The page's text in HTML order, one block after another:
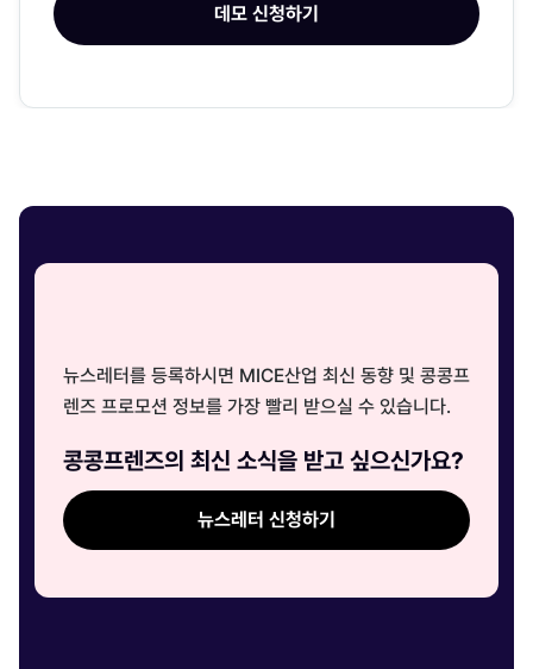
데모 신청하기
뉴스레터를 등록하시면 MICE산업 최신 동향 및 콩콩프
렌즈 프로모션 정보를 가장 빨리 받으실 수 있습니다.
콩콩프렌즈의 최신 소식을 받고 싶으신가요?
뉴스레터 신청하기